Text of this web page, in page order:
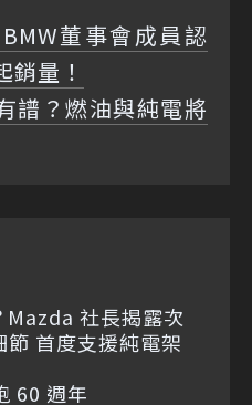
董事會成員認
銷量！
譜？燃油與純電將
社長揭露次
首度支援純電架
60 週年